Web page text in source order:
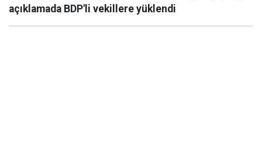
açıklamada BDP'li vekillere yüklendi